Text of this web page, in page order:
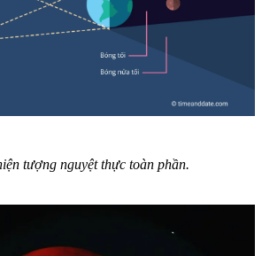
tượng nguyệt thực toàn phần.